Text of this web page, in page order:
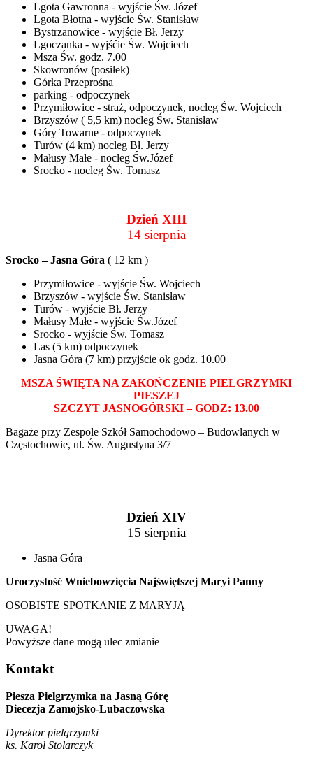
Lgota Gawronna - wyjście Św. Józef
Lgota Błotna - wyjście Św. Stanisław
Bystrzanowice - wyjście Bł. Jerzy
Lgoczanka - wyjśćie Św. Wojciech
Msza Św. godz. 7.00
Skowronów (posiłek)
Górka Przeprośna
parking - odpoczynek
Przymiłowice - straż, odpoczynek, nocleg Św. Wojciech
Brzyszów ( 5,5 km) nocleg Św. Stanisław
Góry Towarne - odpoczynek
Turów (4 km) nocleg Bł. Jerzy
Małusy Małe - nocleg Św.Józef
Srocko - nocleg Św. Tomasz
Dzień XIII
14 sierpnia
Srocko – Jasna Góra ( 12 km )
Przymiłowice - wyjście Św. Wojciech
Brzyszów - wyjście Św. Stanisław
Turów - wyjście Bł. Jerzy
Małusy Małe - wyjście Św.Józef
Srocko - wyjście Św. Tomasz
Las (5 km) odpoczynek
Jasna Góra (7 km) przyjście ok godz. 10.00
MSZA ŚWIĘTA NA ZAKOŃCZENIE PIELGRZYMKI
PIESZEJ
SZCZYT JASNOGÓRSKI – GODZ: 13.00
Bagaże przy Zespole Szkół Samochodowo – Budowlanych w
Częstochowie, ul. Św. Augustyna 3/7
Dzień XIV
15 sierpnia
Jasna Góra
Uroczystość Wniebowzięcia Najświętszej Maryi Panny
OSOBISTE SPOTKANIE Z MARYJĄ
UWAGA!
Powyższe dane mogą ulec zmianie
Kontakt
Piesza Pielgrzymka na Jasną Górę
Diecezja Zamojsko-Lubaczowska
Dyrektor pielgrzymki
ks. Karol Stolarczyk